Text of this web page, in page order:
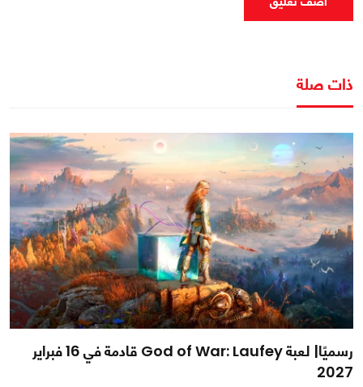
ذات صلة
رسميًا| لعبة God of War: Laufey قادمة في 16 فبراير
2027